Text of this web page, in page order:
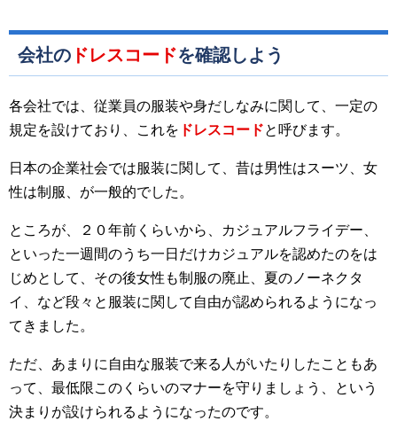
会社の ドレスコードを確認しよう
各会社では、従業員の服装や身だしなみに関して、一定の
規定を設けており、これを ドレスコードと呼びます。
日本の企業社会では服装に関して、昔は男性はスーツ、女
性は制服、が一般的でした。
ところが、２０年前くらいから、カジュアルフライデー、
といった一週間のうち一日だけカジュアルを認めたのをは
じめとして、その後女性も制服の廃止、夏のノーネクタ
イ、など段々と服装に関して自由が認められるようになっ
てきました。
ただ、あまりに自由な服装で来る人がいたりしたこともあ
って、最低限このくらいのマナーを守りましょう、という
決まりが設けられるようになったのです。